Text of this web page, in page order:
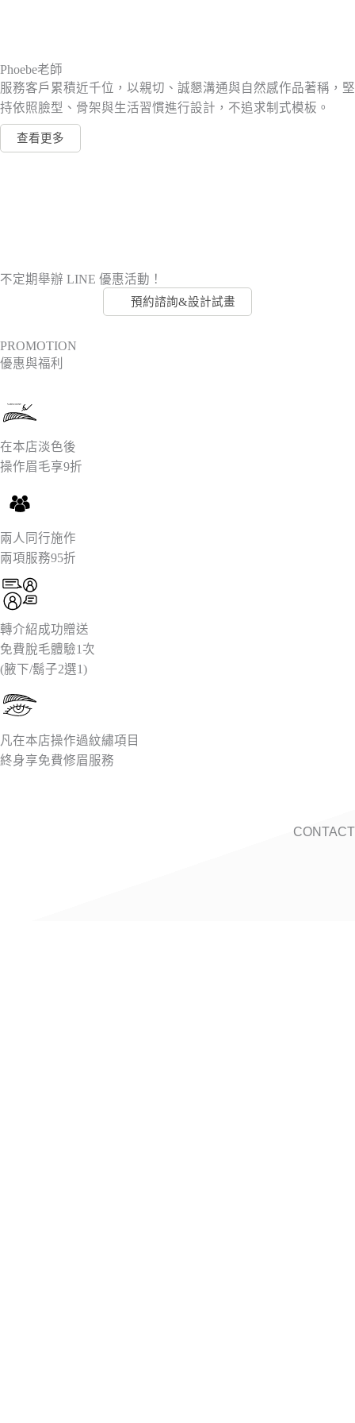
Phoebe老師
服務客戶累積近千位，以親切、誠懇溝通與自然感作品著稱，堅
持依照臉型、骨架與生活習慣進行設計，不追求制式模板。
查看更多
不定期舉辦 LINE 優惠活動！
預約諮詢&設計試畫
PROMOTION​
優惠與福利
%DISCOUNT
在本店淡色後
操作眉毛享9折
兩人同行施作
兩項服務95折
轉介紹成功贈送
免費脫毛體驗1次
(腋下/鬍子2選1)
凡在本店操作過紋繡項目
終身享免費修眉服務
CONTACT​